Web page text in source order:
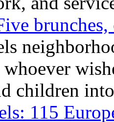
children
115